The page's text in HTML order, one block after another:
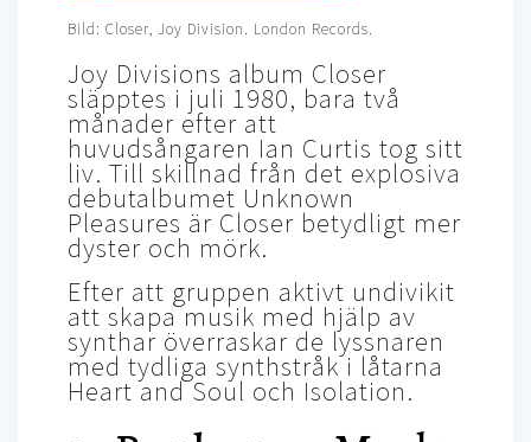
Bild: Closer, Joy Division. London Records.
Joy Divisions album Closer
släpptes i juli 1980, bara två
månader efter att
huvudsångaren Ian Curtis tog sitt
liv. Till skillnad från det explosiva
debutalbumet Unknown
Pleasures är Closer betydligt mer
dyster och mörk.
Efter att gruppen aktivt undivikit
att skapa musik med hjälp av
synthar överraskar de lyssnaren
med tydliga synthstråk i låtarna
Heart and Soul och Isolation.